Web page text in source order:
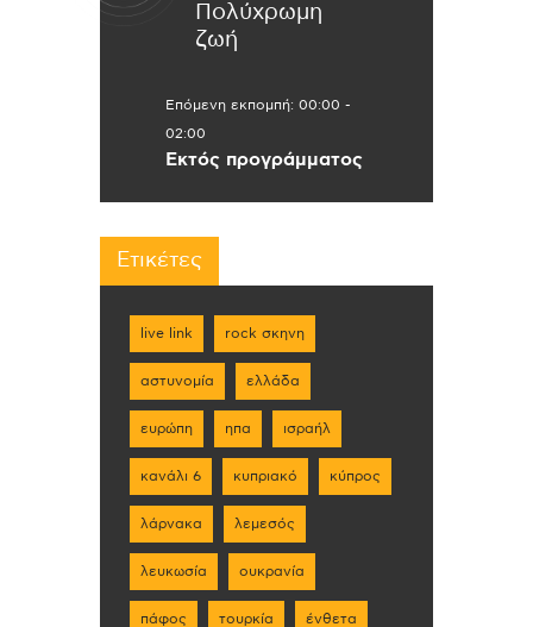
Πολύχρωμη
ζωή
Επόμενη εκπομπή: 00:00 -
02:00
Εκτός προγράμματος
Ετικέτες
live link rock σκηνη
αστυνομία ελλάδα
ευρώπη ηπα ισραήλ
κανάλι 6 κυπριακό κύπρος
λάρνακα λεμεσός
λευκωσία ουκρανία
πάφος τουρκία ένθετα